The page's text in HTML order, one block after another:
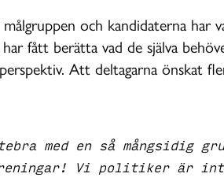
och kandidaterna har
fått berätta vad de själva
Att deltagarna önskat
med en så mångsidig
Vi politiker är